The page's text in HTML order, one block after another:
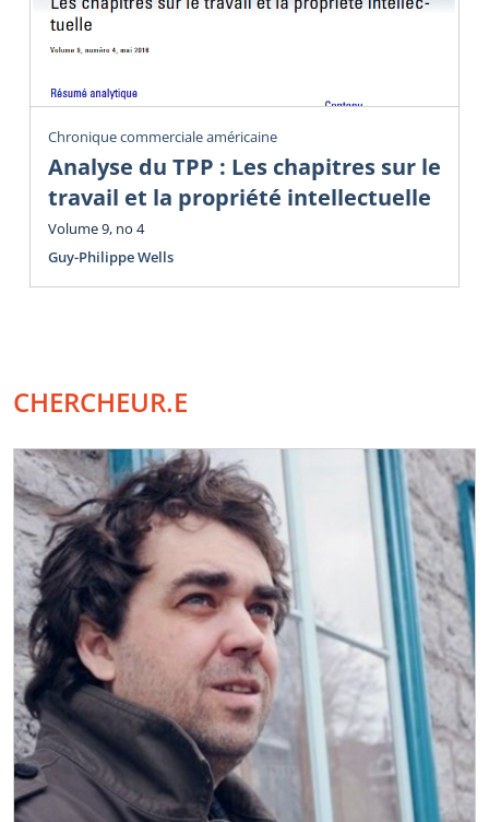
Chronique commerciale américaine
Analyse du TPP : Les chapitres sur le
travail et la propriété intellectuelle
Volume 9, no 4
Guy-Philippe Wells
CHERCHEUR.E